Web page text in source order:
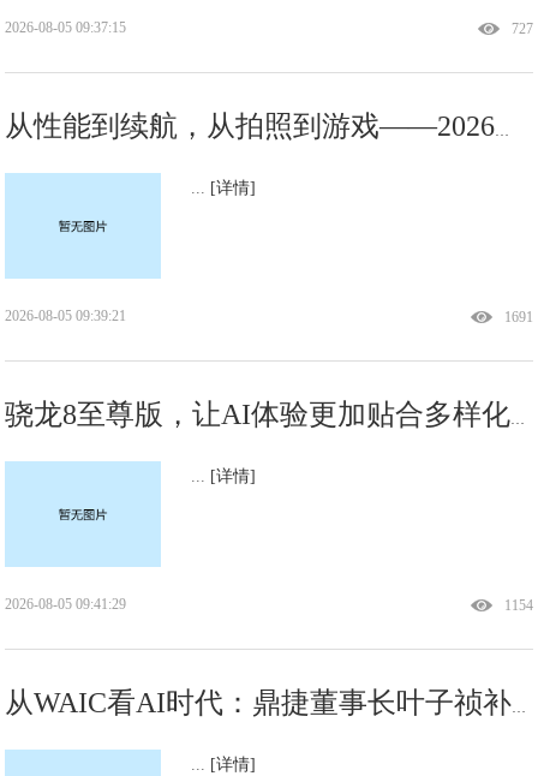
727
2026-08-05 09:37:15
[详情]
1691
2026-08-05 09:39:21
骁龙8至尊版，让AI体验更加贴合多样化使用场景
... [详情]
1154
2026-08-05 09:41:29
从WAIC看AI时代：鼎捷董事长叶子祯补上产业关键一层
... [详情]